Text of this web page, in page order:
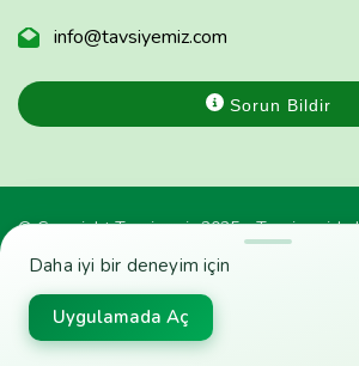
Daha iyi bir deneyim için
Uygulamada Aç
info@tavsiyemiz.com
Sorun Bildir
© Copyright Tavsiyemiz 2025 - Tavsiyemiz'e